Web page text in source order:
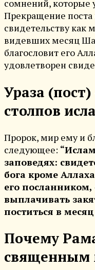
сомнений, которые
Прекращение поста
свидетельству
видевших месяц
благословит его
удовлетворен
Ураза
столпов
Пророк, мир ему и
следующее:
заповедях:
бога кроме
его
выплачивать
поститься в
Почему
священным